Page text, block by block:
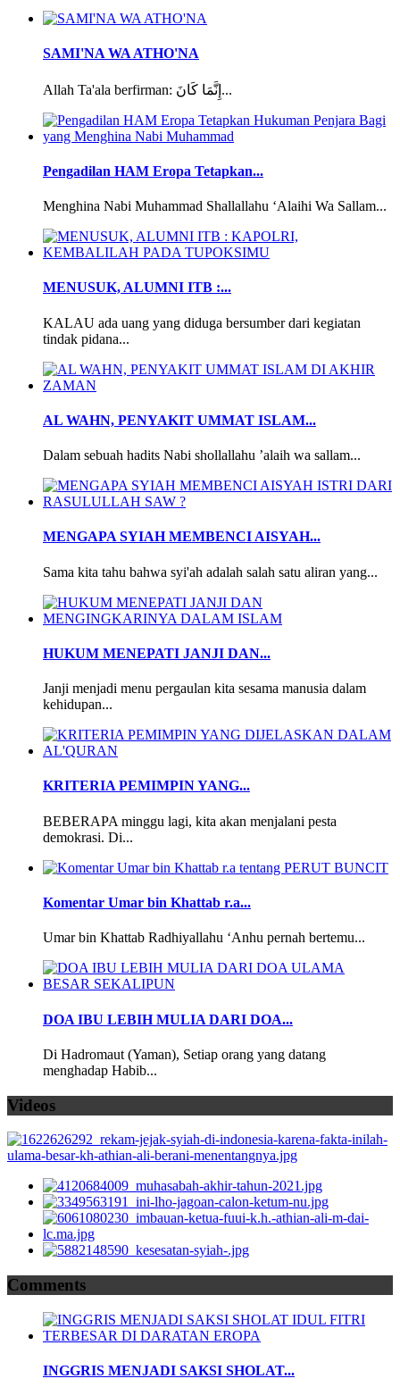
SAMI'NA WA ATHO'NA
Allah Ta'ala berfirman: إِنَّمَا كَانَ...
Pengadilan HAM Eropa Tetapkan...
Menghina Nabi Muhammad Shallallahu ‘Alaihi Wa Sallam...
MENUSUK, ALUMNI ITB :...
KALAU ada uang yang diduga bersumber dari kegiatan
tindak pidana...
AL WAHN, PENYAKIT UMMAT ISLAM...
Dalam sebuah hadits Nabi shollallahu ’alaih wa sallam...
MENGAPA SYIAH MEMBENCI AISYAH...
Sama kita tahu bahwa syi'ah adalah salah satu aliran yang...
HUKUM MENEPATI JANJI DAN...
Janji menjadi menu pergaulan kita sesama manusia dalam
kehidupan...
KRITERIA PEMIMPIN YANG...
BEBERAPA minggu lagi, kita akan menjalani pesta
demokrasi. Di...
Komentar Umar bin Khattab r.a...
Umar bin Khattab Radhiyallahu ‘Anhu pernah bertemu...
DOA IBU LEBIH MULIA DARI DOA...
Di Hadromaut (Yaman), Setiap orang yang datang
menghadap Habib...
Videos
Comments
INGGRIS MENJADI SAKSI SHOLAT...